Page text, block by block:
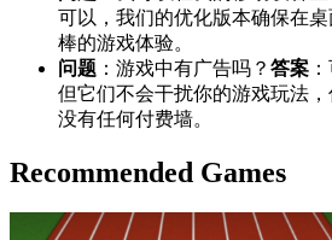
可以，我们的优化版本确保在
棒的游戏体验。
问题 ：游戏中有广告吗？ 答案
但它们不会干扰你的游戏玩法，
没有任何付费墙。
Recommended Games